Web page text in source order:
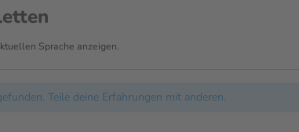
Sprache anzeigen.
Teile deine Erfahrungen mit anderen.